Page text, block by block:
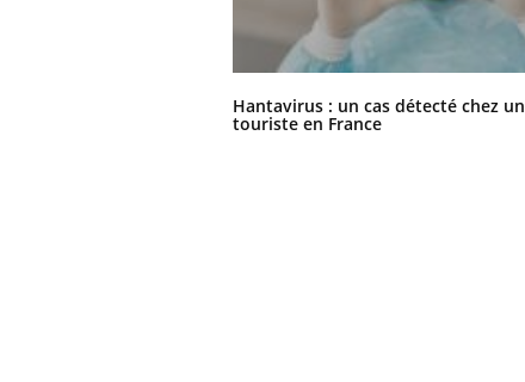
Hantavirus : un cas détecté chez un
touriste en France